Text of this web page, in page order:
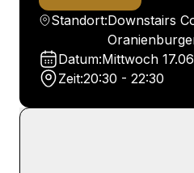
Standort:Downstairs
Datum:Mittwoch
Zeit:20:30 - 22:30